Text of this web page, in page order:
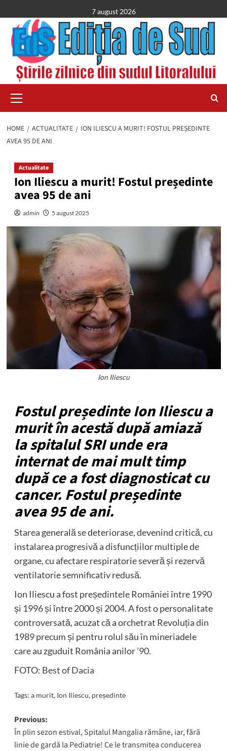
to
content
7 august 2026
Menu
HOME ACTUALITATE
ION ILIESCU A MURIT! FOSTUL PREȘEDINTE
AVEA 95 DE ANI
Actualitate
Ion Iliescu a murit! Fostul președinte
avea 95 de ani
admin 5 august 2025
Ion Iliescu
Fostul președinte Ion Iliescu a
murit în acestă după amiază
la spitalul SRI unde era
internat de mai mult timp
după ce a fost diagnosticat cu
cancer. Fostul președinte
avea 95 de ani.
Starea generală se deteriorase, devenind critică, cu
instalarea progresivă a disfuncțiilor multiple de
organe, cu afectare respiratorie severă și rezervă
ventilatorie semnificativ redusă.
Ion Iliescu a fost președintele României între 1990
și 1996 și între 2000 și 2004. A fost o personalitate
controversată, acuzat că a orchetrat Revoluția din
1989 precum și pentru rolul său în mineriadele
care au zguduit România anilor ’90.
FOTO: Best of Dacia
Tags: a murit, Ion Iliescu, președinte
Post
navigation
Previous:
În plin sezon estival, Spitalul Mangalia rămâne, iar, fără
linie de gardă la Pediatrie! Ce le transmitea conducerea